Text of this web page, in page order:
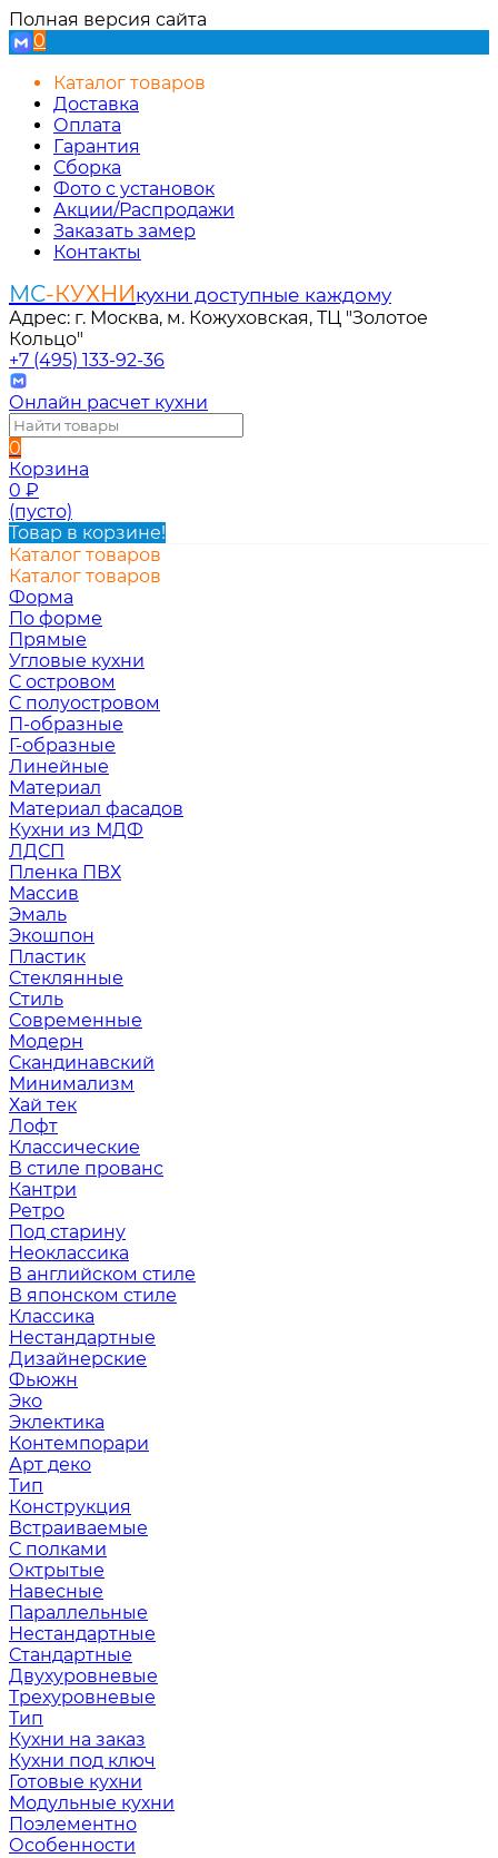
Полная версия сайта
0
Каталог товаров
Доставка
Оплата
Гарантия
Сборка
Фото с установок
Акции/Распродажи
Заказать замер
Контакты
МС-КУХНИкухни доступные каждому
Адрес: г. Москва, м. Кожуховская, ТЦ "Золотое
Кольцо"
+7 (495) 133-92-36
Онлайн расчет кухни
0
Корзина
0 ₽
(пусто)
Товар в корзине!
Каталог товаров
Каталог товаров
Форма
По форме
Прямые
Угловые кухни
С островом
С полуостровом
П-образные
Г-образные
Линейные
Материал
Материал фасадов
Кухни из МДФ
ЛДСП
Пленка ПВХ
Массив
Эмаль
Экошпон
Пластик
Стеклянные
Стиль
Современные
Модерн
Скандинавский
Минимализм
Хай тек
Лофт
Классические
В стиле прованс
Кантри
Ретро
Под старину
Неоклассика
В английском стиле
В японском стиле
Классика
Нестандартные
Дизайнерские
Фьюжн
Эко
Эклектика
Контемпорари
Арт деко
Тип
Конструкция
Встраиваемые
С полками
Октрытые
Навесные
Параллельные
Нестандартные
Стандартные
Двухуровневые
Трехуровневые
Тип
Кухни на заказ
Кухни под ключ
Готовые кухни
Модульные кухни
Поэлементно
Особенности